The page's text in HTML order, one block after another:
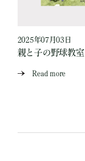
2025年07月03日
親と子の野球教室
Read more